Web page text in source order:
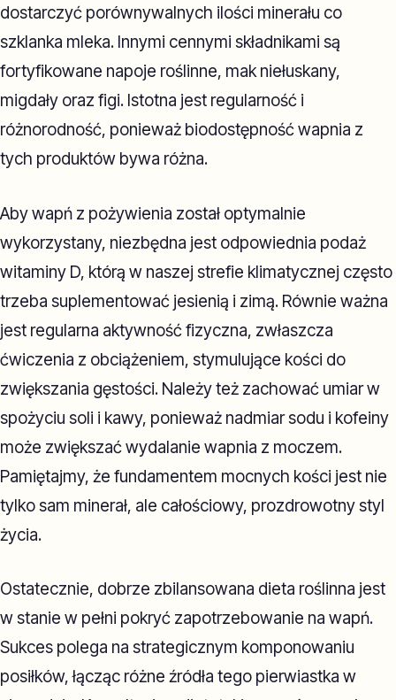
dostarczyć porównywalnych ilości minerału co
szklanka mleka. Innymi cennymi składnikami są
fortyfikowane napoje roślinne, mak niełuskany,
migdały oraz figi. Istotna jest regularność i
różnorodność, ponieważ biodostępność wapnia z
tych produktów bywa różna.
Aby wapń z pożywienia został optymalnie
wykorzystany, niezbędna jest odpowiednia podaż
witaminy D, którą w naszej strefie klimatycznej często
trzeba suplementować jesienią i zimą. Równie ważna
jest regularna aktywność fizyczna, zwłaszcza
ćwiczenia z obciążeniem, stymulujące kości do
zwiększania gęstości. Należy też zachować umiar w
spożyciu soli i kawy, ponieważ nadmiar sodu i kofeiny
może zwiększać wydalanie wapnia z moczem.
Pamiętajmy, że fundamentem mocnych kości jest nie
tylko sam minerał, ale całościowy, prozdrowotny styl
życia.
Ostatecznie, dobrze zbilansowana dieta roślinna jest
w stanie w pełni pokryć zapotrzebowanie na wapń.
Sukces polega na strategicznym komponowaniu
posiłków, łącząc różne źródła tego pierwiastka w